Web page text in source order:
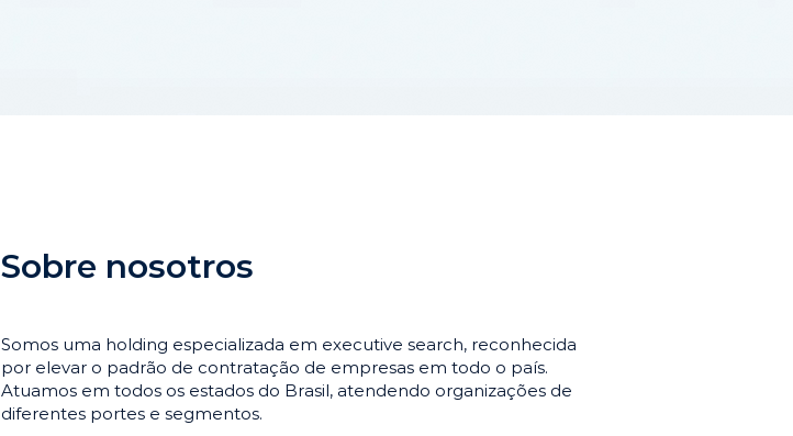
Sobre nosotros
Somos uma holding especializada em executive search, reconhecida
por elevar o padrão de contratação de empresas em todo o país.
Atuamos em todos os estados do Brasil, atendendo organizações de
diferentes portes e segmentos.